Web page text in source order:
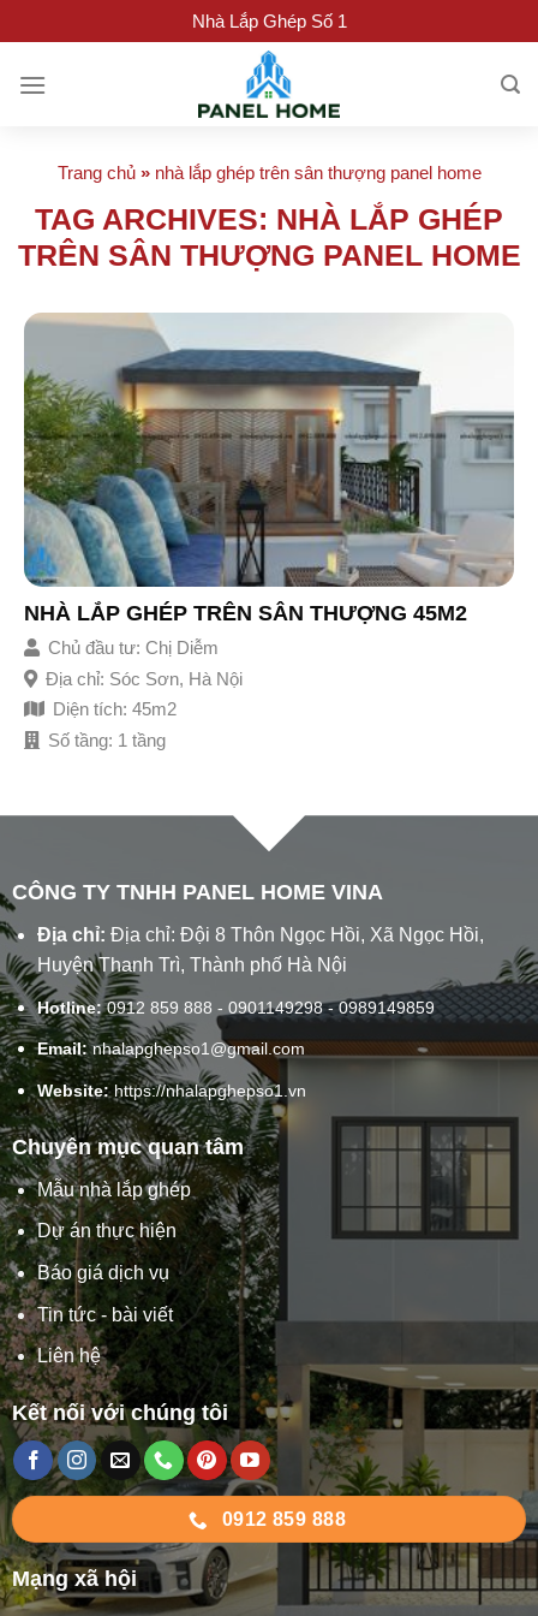
to
content
Nhà Lắp Ghép Số 1
Trang chủ» nhà lắp ghép trên sân thượng panel home
TAG ARCHIVES: NHÀ LẮP GHÉP
TRÊN SÂN THƯỢNG PANEL HOME
NHÀ LẮP GHÉP TRÊN SÂN THƯỢNG 45M2
Chủ đầu tư: Chị Diễm
Địa chỉ: Sóc Sơn, Hà Nội
Diện tích: 45m2
Số tầng: 1 tầng
CÔNG TY TNHH PANEL HOME VINA
Địa chỉ: Địa chỉ: Đội 8 Thôn Ngọc Hồi, Xã Ngọc Hồi,
Huyện Thanh Trì, Thành phố Hà Nội
Hotline:0912 859 888 - 0901149298 - 0989149859
Email:nhalapghepso1@gmail.com
Website:https://nhalapghepso1.vn
Chuyên mục quan tâm
Mẫu nhà lắp ghép
Dự án thực hiện
Báo giá dịch vụ
Tin tức - bài viết
Liên hệ
Kết nối với chúng tôi
0912 859 888
Mạng xã hội